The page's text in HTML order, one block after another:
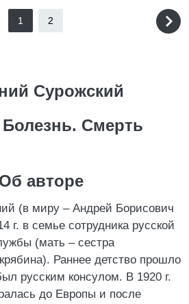
1 2
Сурожский
Смерть
Об авторе
(в миру – Андрей Борисович
г. в семье сотрудника русской
(мать – сестра
Раннее детство прошло
русским консулом. В 1920 г.
до Европы и после